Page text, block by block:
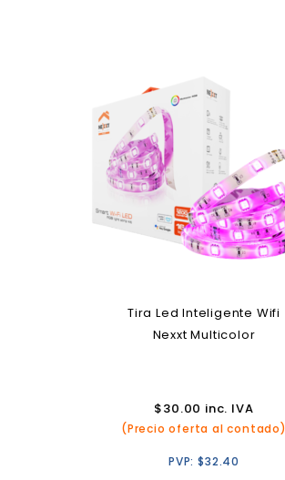
Tira Led Inteligente Wifi
Nexxt Multicolor
$30.00 inc. IVA
(Precio oferta al contado)
PVP:$32.40